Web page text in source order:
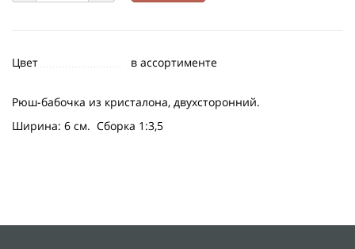
Цвет в ассортименте
Рюш-бабочка из кристалона, двухсторонний.
Ширина: 6 см. Сборка 1:3,5